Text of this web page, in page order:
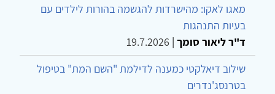
מאגו לאקו: מהישרדות להגשמה בהורות לילדים עם
בעיות התנהגות
ד"ר ליאור סומך |
19.7.2026
שילוב דיאלקטי כמענה לדילמת "השם המת" בטיפול
בטרנסג'נדרים